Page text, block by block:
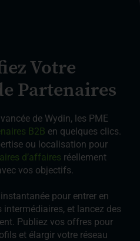
Votre
Partenaires
de Wydin, les PME
B2B en quelques clics.
ou localisation pour
d’affaires réellement
vos objectifs.
pour entrer en
et lancez des
Publiez vos offres pour
et élargir votre réseau